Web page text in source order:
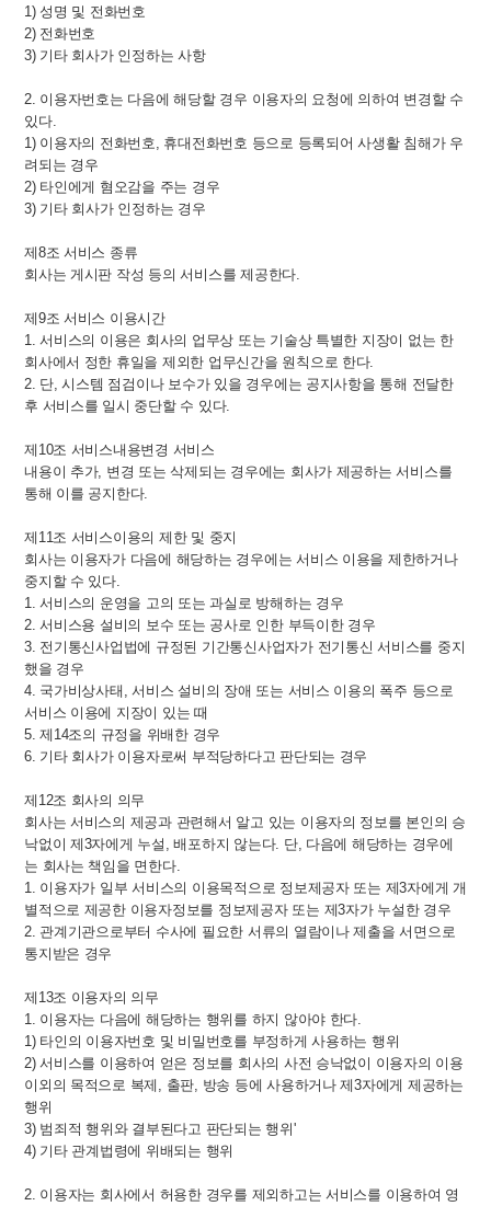
1) 성명 및 전화번호
2) 전화번호
3) 기타 회사가 인정하는 사항
2. 이용자번호는 다음에 해당할 경우 이용자의 요청에 의하여 변경할 수
있다.
1) 이용자의 전화번호, 휴대전화번호 등으로 등록되어 사생활 침해가 우
려되는 경우
2) 타인에게 혐오감을 주는 경우
3) 기타 회사가 인정하는 경우
제8조 서비스 종류
회사는 게시판 작성 등의 서비스를 제공한다.
제9조 서비스 이용시간
1. 서비스의 이용은 회사의 업무상 또는 기술상 특별한 지장이 없는 한
회사에서 정한 휴일을 제외한 업무신간을 원칙으로 한다.
2. 단, 시스템 점검이나 보수가 있을 경우에는 공지사항을 통해 전달한
후 서비스를 일시 중단할 수 있다.
제10조 서비스내용변경 서비스
내용이 추가, 변경 또는 삭제되는 경우에는 회사가 제공하는 서비스를
통해 이를 공지한다.
제11조 서비스이용의 제한 및 중지
회사는 이용자가 다음에 해당하는 경우에는 서비스 이용을 제한하거나
중지할 수 있다.
1. 서비스의 운영을 고의 또는 과실로 방해하는 경우
2. 서비스용 설비의 보수 또는 공사로 인한 부득이한 경우
3. 전기통신사업법에 규정된 기간통신사업자가 전기통신 서비스를 중지
했을 경우
4. 국가비상사태, 서비스 설비의 장애 또는 서비스 이용의 폭주 등으로
서비스 이용에 지장이 있는 때
5. 제14조의 규정을 위배한 경우
6. 기타 회사가 이용자로써 부적당하다고 판단되는 경우
제12조 회사의 의무
회사는 서비스의 제공과 관련해서 알고 있는 이용자의 정보를 본인의 승
낙없이 제3자에게 누설, 배포하지 않는다. 단, 다음에 해당하는 경우에
는 회사는 책임을 면한다.
1. 이용자가 일부 서비스의 이용목적으로 정보제공자 또는 제3자에게 개
별적으로 제공한 이용자정보를 정보제공자 또는 제3자가 누설한 경우
2. 관계기관으로부터 수사에 필요한 서류의 열람이나 제출을 서면으로
통지받은 경우
제13조 이용자의 의무
1. 이용자는 다음에 해당하는 행위를 하지 않아야 한다.
1) 타인의 이용자번호 및 비밀번호를 부정하게 사용하는 행위
2) 서비스를 이용하여 얻은 정보를 회사의 사전 승낙없이 이용자의 이용
이외의 목적으로 복제, 출판, 방송 등에 사용하거나 제3자에게 제공하는
행위
3) 범죄적 행위와 결부된다고 판단되는 행위'
4) 기타 관계법령에 위배되는 행위
2. 이용자는 회사에서 허용한 경우를 제외하고는 서비스를 이용하여 영